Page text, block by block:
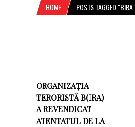
HOME POSTS TAGGED "BIRA"
ORGANIZAȚIA
TERORISTĂ B(IRA)
A REVENDICAT
ATENTATUL DE LA